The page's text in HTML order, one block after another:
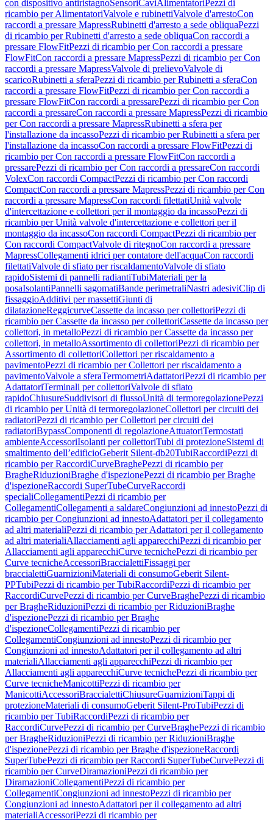
con dispositivo antiristagnoSensoriCaviAlimentatori Pezzi di
ricambio per AlimentatoriValvole e rubinettiValvole d'arrestoCon
raccordi a pressare MapressRubinetti d'arresto a sede obliquaPezzi
di ricambio per Rubinetti d'arresto a sede obliquaCon raccordi a
pressare FlowFitPezzi di ricambio per Con raccordi a pressare
FlowFitCon raccordi a pressare MapressPezzi di ricambio per Con
raccordi a pressare MapressValvole di prelievoValvole di
scaricoRubinetti a sferaPezzi di ricambio per Rubinetti a sferaCon
raccordi a pressare FlowFitPezzi di ricambio per Con raccordi a
pressare FlowFitCon raccordi a pressarePezzi di ricambio per Con
raccordi a pressareCon raccordi a pressare MapressPezzi di ricambio
per Con raccordi a pressare MapressRubinetti a sfera per
l'installazione da incassoPezzi di ricambio per Rubinetti a sfera per
l'installazione da incassoCon raccordi a pressare FlowFitPezzi di
ricambio per Con raccordi a pressare FlowFitCon raccordi a
pressarePezzi di ricambio per Con raccordi a pressareCon raccordi
VolexCon raccordi CompactPezzi di ricambio per Con raccordi
CompactCon raccordi a pressare MapressPezzi di ricambio per Con
raccordi a pressare MapressCon raccordi filettatiUnità valvole
d'intercettazione e collettori per il montaggio da incassoPezzi di
ricambio per Unità valvole d'intercettazione e collettori per il
montaggio da incassoCon raccordi CompactPezzi di ricambio per
Con raccordi CompactValvole di ritegnoCon raccordi a pressare
MapressCollegamenti idrici per contatore dell'acquaCon raccordi
filettatiValvole di sfiato per riscaldamentoValvole di sfiato
rapidoSistemi di pannelli radiantiTubiMateriali per la
posaIsolantiPannelli sagomatiBande perimetraliNastri adesiviClip di
fissaggioAdditivi per massettiGiunti di
dilatazioneReggicurveCassette da incasso per collettoriPezzi di
ricambio per Cassette da incasso per collettoriCassette da incasso per
collettori, in metalloPezzi di ricambio per Cassette da incasso per
collettori, in metalloAssortimento di collettoriPezzi di ricambio per
Assortimento di collettoriCollettori per riscaldamento a
pavimentoPezzi di ricambio per Collettori per riscaldamento a
pavimentoValvole a sferaTermometriAdattatoriPezzi di ricambio per
AdattatoriTerminali per collettoriValvole di sfiato
rapidoChiusureSuddivisori di flussoUnità di termoregolazionePezzi
di ricambio per Unità di termoregolazioneCollettori per circuiti dei
radiatoriPezzi di ricambio per Collettori per circuiti dei
radiatoriBypassComponenti di regolazioneAttuatoriTermostati
ambienteAccessoriIsolanti per collettoriTubi di protezioneSistemi di
smaltimento dell’edificioGeberit Silent-db20TubiRaccordiPezzi di
ricambio per RaccordiCurveBraghePezzi di ricambio per
BragheRiduzioniBraghe d'ispezionePezzi di ricambio per Braghe
d'ispezioneRaccordi SuperTubeCurveRaccordi
specialiCollegamentiPezzi di ricambio per
CollegamentiCollegamenti a saldareCongiunzioni ad innestoPezzi di
ricambio per Congiunzioni ad innestoAdattatori per il collegamento
ad altri materialiPezzi di ricambio per Adattatori per il collegamento
ad altri materialiAllacciamenti agli apparecchiPezzi di ricambio per
Allacciamenti agli apparecchiCurve tecnichePezzi di ricambio per
Curve tecnicheAccessoriBraccialettiFissaggi per
braccialettiGuarnizioniMateriali di consumoGeberit Silent-
PPTubiPezzi di ricambio per TubiRaccordiPezzi di ricambio per
RaccordiCurvePezzi di ricambio per CurveBraghePezzi di ricambio
per BragheRiduzioniPezzi di ricambio per RiduzioniBraghe
d'ispezionePezzi di ricambio per Braghe
d'ispezioneCollegamentiPezzi di ricambio per
CollegamentiCongiunzioni ad innestoPezzi di ricambio per
Congiunzioni ad innestoAdattatori per il collegamento ad altri
materialiAllacciamenti agli apparecchiPezzi di ricambio per
Allacciamenti agli apparecchiCurve tecnichePezzi di ricambio per
Curve tecnicheManicottiPezzi di ricambio per
ManicottiAccessoriBraccialettiChiusureGuarnizioniTappi di
protezioneMateriali di consumoGeberit Silent-ProTubiPezzi di
ricambio per TubiRaccordiPezzi di ricambio per
RaccordiCurvePezzi di ricambio per CurveBraghePezzi di ricambio
per BragheRiduzioniPezzi di ricambio per RiduzioniBraghe
d'ispezionePezzi di ricambio per Braghe d'ispezioneRaccordi
SuperTubePezzi di ricambio per Raccordi SuperTubeCurvePezzi di
ricambio per CurveDiramazioniPezzi di ricambio per
DiramazioniCollegamentiPezzi di ricambio per
CollegamentiCongiunzioni ad innestoPezzi di ricambio per
Congiunzioni ad innestoAdattatori per il collegamento ad altri
materialiAccessoriPezzi di ricambio per